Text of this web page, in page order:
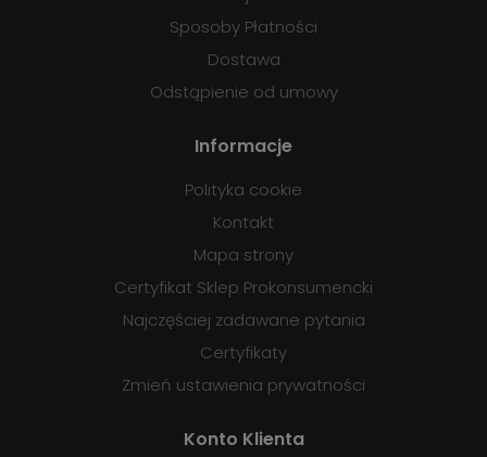
Sposoby Płatności
Dostawa
Odstąpienie od umowy
Informacje
Polityka cookie
Kontakt
Mapa strony
Certyfikat Sklep Prokonsumencki
Najczęściej zadawane pytania
Certyfikaty
Zmień ustawienia prywatności
Konto Klienta